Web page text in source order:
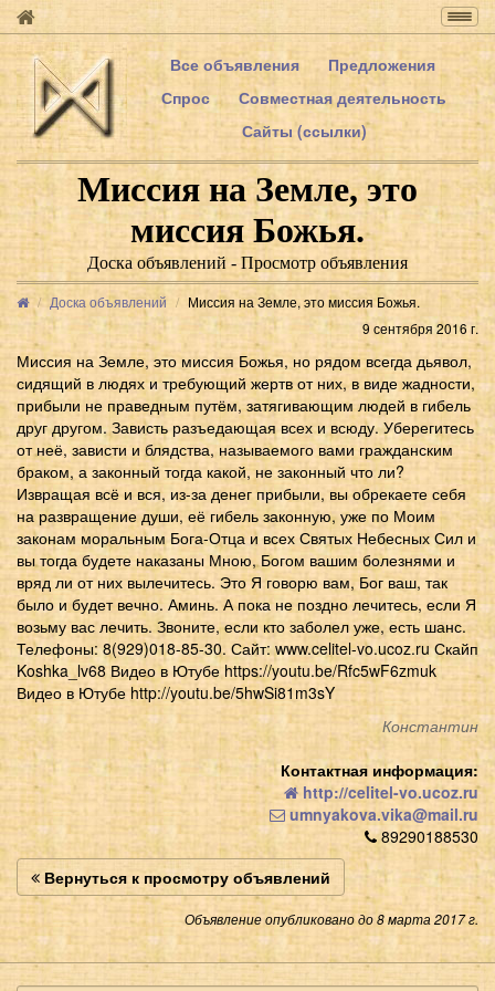
Все объявления
Предложения
Спрос
Совместная деятельность
Сайты (ссылки)
Миссия на Земле, это
миссия Божья.
Доска объявлений - Просмотр объявления
Доска объявлений
Миссия на Земле, это миссия Божья.
9 сентября 2016 г.
Миссия на Земле, это миссия Божья, но рядом всегда дьявол,
сидящий в людях и требующий жертв от них, в виде жадности,
прибыли не праведным путём, затягивающим людей в гибель
друг другом. Зависть разъедающая всех и всюду. Уберегитесь
от неё, зависти и блядства, называемого вами гражданским
браком, а законный тогда какой, не законный что ли?
Извращая всё и вся, из-за денег прибыли, вы обрекаете себя
на развращение души, её гибель законную, уже по Моим
законам моральным Бога-Отца и всех Святых Небесных Сил и
вы тогда будете наказаны Мною, Богом вашим болезнями и
вряд ли от них вылечитесь. Это Я говорю вам, Бог ваш, так
было и будет вечно. Аминь. А пока не поздно лечитесь, если Я
возьму вас лечить. Звоните, если кто заболел уже, есть шанс.
Телефоны: 8(929)018-85-30. Сайт: www.celitel-vo.ucoz.ru Скайп
Koshka_lv68 Видео в Ютубе https://youtu.be/Rfc5wF6zmuk
Видео в Ютубе http://youtu.be/5hwSi81m3sY
Константин
Контактная информация:
http://celitel-vo.ucoz.ru
umnyakova.vika@mail.ru
89290188530
Вернуться к просмотру объявлений
Объявление опубликовано до 8 марта 2017 г.